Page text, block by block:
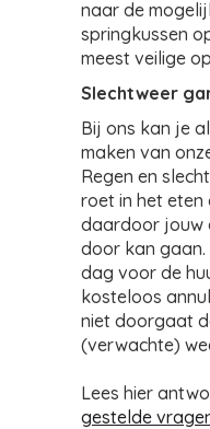
naar de
springkussen
meest veilige
Slechtweer
Bij ons kan je
maken van
Regen en
roet in het eten
daardoor jouw
door kan
dag voor de
kosteloos
niet doorgaat
(verwachte)
Lees hier
gestelde